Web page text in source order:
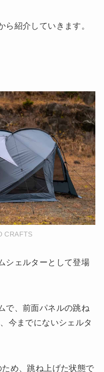
ら紹介していきます。
CRAFTS
シェルターとして登場
で、前面パネルの跳ね
今までにないシェルタ
め、跳ね上げた状態で